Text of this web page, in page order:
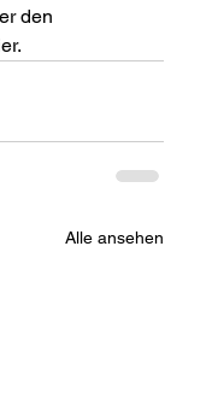
den
Alle ansehen